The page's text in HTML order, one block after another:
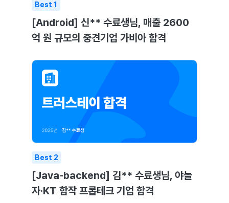
Best 1
[Android] 신** 수료생님, 매출 2600
억 원 규모의 중견기업 가비아 합격
Best 2
[Java-backend] 김** 수료생님, 야놀
자·KT 합작 프롭테크 기업 합격